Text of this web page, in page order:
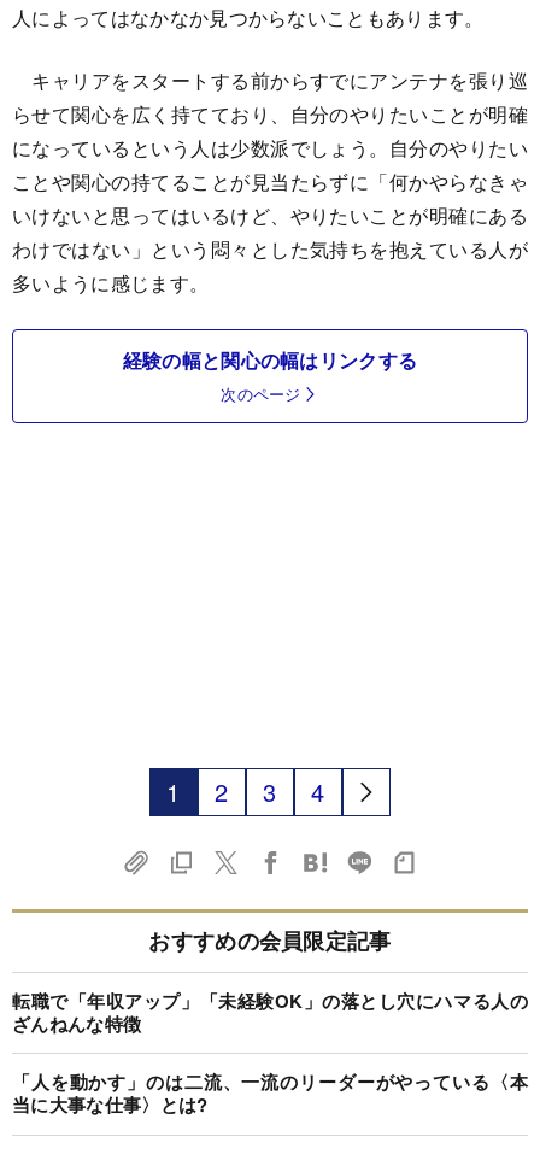
人によってはなかなか見つからないこともあります。
キャリアをスタートする前からすでにアンテナを張り巡
らせて関心を広く持てており、自分のやりたいことが明確
になっているという人は少数派でしょう。自分のやりたい
ことや関心の持てることが見当たらずに「何かやらなきゃ
いけないと思ってはいるけど、やりたいことが明確にある
わけではない」という悶々とした気持ちを抱えている人が
多いように感じます。
経験の幅と関心の幅はリンクする
次のページ
1 2 3 4
おすすめの会員限定記事
転職で「年収アップ」「未経験OK」の落とし穴にハマる人の
ざんねんな特徴
「人を動かす」のは二流、一流のリーダーがやっている〈本
当に大事な仕事〉とは?